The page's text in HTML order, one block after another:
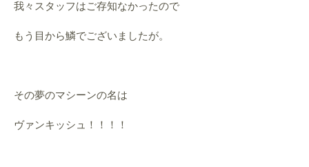
我々スタッフはご存知なかったので
もう目から鱗でございましたが。
その夢のマシーンの名は
ヴァンキッシュ！！！！